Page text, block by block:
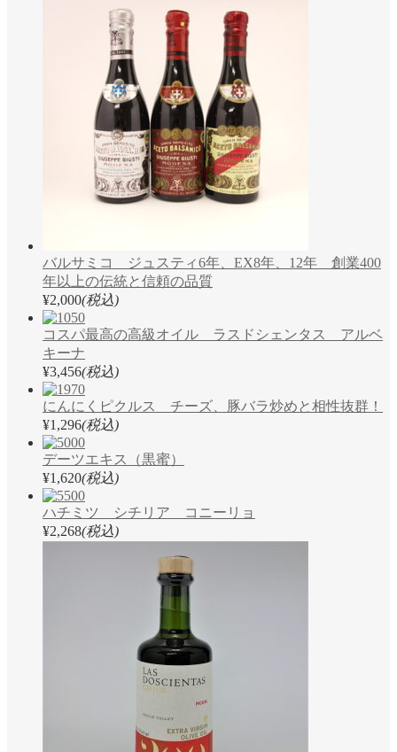
バルサミコ ジュスティ6年、EX8年、12年 創業400
年以上の伝統と信頼の品質
¥2,000(税込)
コスパ最高の高級オイル ラスドシェンタス アルベ
キーナ
¥3,456(税込)
にんにくピクルス チーズ、豚バラ炒めと相性抜群！
¥1,296(税込)
デーツエキス（黒蜜）
¥1,620(税込)
ハチミツ シチリア コニーリョ
¥2,268(税込)